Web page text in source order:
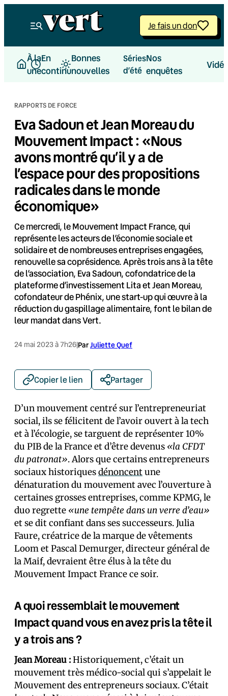
Je fais un don
À la
une
En
continu
Bonnes
nouvelles
Séries
d’été
Nos
enquêtes
RAPPORTS DE FORCE
Eva Sadoun et Jean Moreau du
Mouvement Impact : «Nous
avons montré qu’il y a de
l’espace pour des propositions
radicales dans le monde
économique»
Ce mercredi, le Mouvement Impact France, qui
représente les acteurs de l’économie sociale et
solidaire et de nombreuses entreprises engagées,
renouvelle sa coprésidence. Après trois ans à la tête
de l’association, Eva Sadoun, cofondatrice de la
plateforme d’investissement Lita et Jean Moreau,
cofondateur de Phénix, une start-up qui œuvre à la
réduction du gaspillage alimentaire, font le bilan de
leur mandat dans Vert.
24 mai 2023 à 7h26|ParJuliette Quef
Copier le lien Partager
D’un mouvement centré sur l’entrepreneuriat
social, ils se félicitent de l’avoir ouvert à la tech
et à l’écologie, se targuent de représenter 10%
du PIB de la France et d’être devenus «la CFDT
du patronat». Alors que certains entrepreneurs
sociaux historiquesdénoncentune
dénaturation du mouvement avec l’ouverture à
certaines grosses entreprises, comme KPMG, le
duo regrette «une tempête dans un verre d’eau»
et se dit confiant dans ses successeurs. Julia
Faure, créatrice de la marque de vêtements
Loom et Pascal Demurger, directeur général de
la Maif, devraient être élus à la tête du
Mouvement Impact France ce soir.
A quoi ressemblait le mouvement
Impact quand vous en avez pris la tête il
y a trois ans ?
Jean Moreau :Historiquement, c’était un
mouvement très médico-social qui s’appelait le
Mouvement des entrepreneurs sociaux. C’était